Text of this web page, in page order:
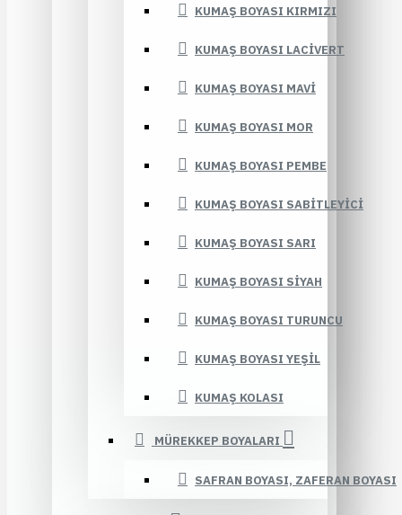
KUMAŞ BOYASI KIRMIZI
KUMAŞ BOYASI LACIVERT
KUMAŞ BOYASI MAVI
KUMAŞ BOYASI MOR
KUMAŞ BOYASI PEMBE
KUMAŞ BOYASI SABITLEYICI
KUMAŞ BOYASI SARI
KUMAŞ BOYASI SIYAH
KUMAŞ BOYASI TURUNCU
KUMAŞ BOYASI YEŞIL
KUMAŞ KOLASI
MÜREKKEP BOYALARI
SAFRAN BOYASI, ZAFERAN BOYASI